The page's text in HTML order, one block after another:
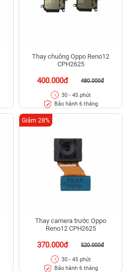
Thay chuông Oppo Reno12
CPH2625
400.000đ 480.000đ
30 - 45 phút
Bảo hành 6 tháng
Thay camera trước Oppo
Reno12 CPH2625
370.000đ 520.000đ
Giảm 28%
30 - 45 phút
Bảo hành 6 tháng